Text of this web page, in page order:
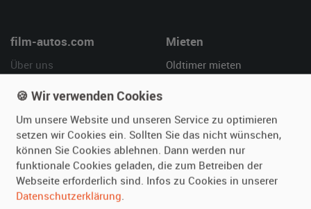
film-autos.com
Über uns
Referenzen
Kundenmeinungen
Mieten
Oldtimer mieten
Service
Vermieten
Oldtimer anmelden
Fotos senden
Hilfe
Häufige Fragen (FAQ)
🍪 Wir verwenden Cookies
Um unsere Website und unseren Service zu optimieren
setzen wir Cookies ein. Sollten Sie das nicht wünschen,
können Sie Cookies ablehnen. Dann werden nur
funktionale Cookies geladen, die zum Betreiben der
Webseite erforderlich sind. Infos zu Cookies in unserer
Datenschutzerklärung.